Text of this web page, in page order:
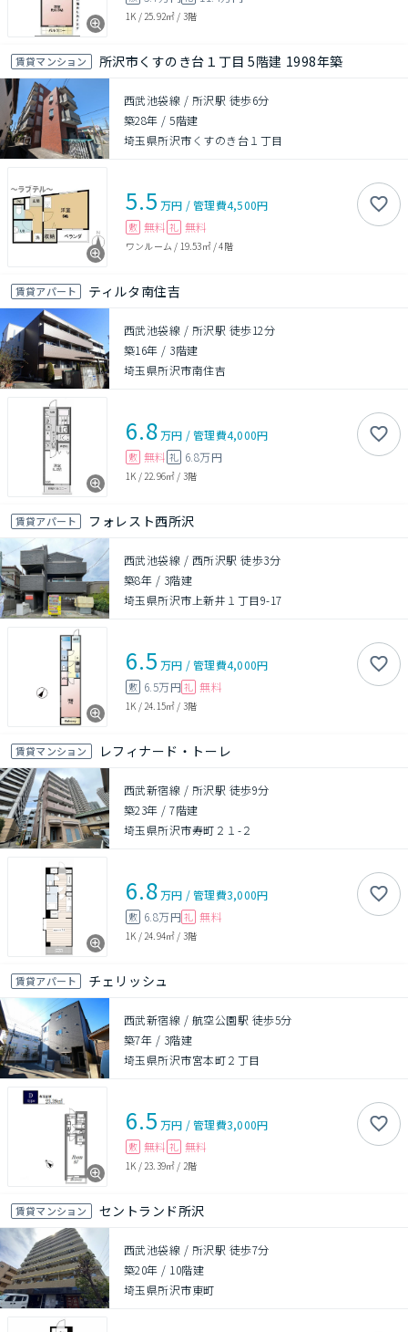
1K / 25.92㎡ / 3階
賃貸マンション 所沢市くすのき台１丁目 5階建 1998年築
西武池袋線 / 所沢駅 徒歩6分
築28年 /5階建
埼玉県所沢市くすのき台１丁目
5.5 万円 /管理費4,500円
敷 無料 礼 無料
ワンルーム / 19.53㎡/4階
賃貸アパート ティルタ南住吉
西武池袋線 / 所沢駅 徒歩12分
築16年 / 3階建
埼玉県所沢市南住吉
6.8万円 /管理費4,000円
敷 無料 礼 6.8万円
1K / 22.96㎡ / 3階
賃貸アパート フォレスト西所沢
西武池袋線 / 西所沢駅 徒歩3分
築8年 / 3階建
埼玉県所沢市上新井１丁目9-17
6.5 万円 /管理費4,000円
敷 6.5万円 礼 無料
1K / 24.15㎡ / 3階
賃貸マンション レフィナード・トーレ
西武新宿線 / 所沢駅 徒歩9分
築23年 /7階建
埼玉県所沢市寿町２１-２
6.8万円 /管理費3,000円
敷 6.8万円 礼 無料
1K / 24.94㎡ / 3階
賃貸アパート チェリッシュ
西武新宿線 / 航空公園駅 徒歩5分
築7年 / 3階建
埼玉県所沢市宮本町２丁目
6.5 万円 /管理費3,000円
敷 無料 礼 無料
1K / 23.39㎡ / 2階
賃貸マンション セントランド所沢
西武池袋線 / 所沢駅 徒歩7分
築20年 / 10階建
埼玉県所沢市東町